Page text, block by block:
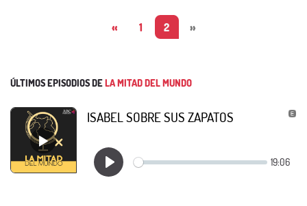
« 1 2 »
ÚLTIMOS EPISODIOS DELA MITAD DEL MUNDO
ISABEL SOBRE SUS ZAPATOS